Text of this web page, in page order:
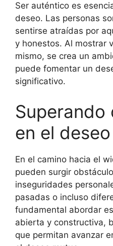
Ser auténtico es
deseo. Las personas
sentirse atraídas por
y honestos. Al mostrar
mismo, se crea un
puede fomentar un
significativo.
en el deseo
En el camino hacia el
pueden surgir
inseguridades
pasadas o incluso
fundamental abordar
abierta y constructiva,
que permitan avanzar